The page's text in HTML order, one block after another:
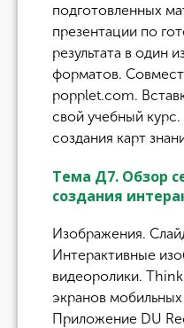
подготовленных
презентации по
результата в один
форматов.
popplet.com.
свой учебный
создания карт
Тема Д7. Обзор
создания
Изображения.
Интерактивные
видеоролики.
экранов
Приложение DU